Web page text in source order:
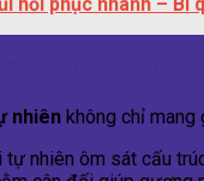
nhiên không chỉ
nhiên ôm sát cấu